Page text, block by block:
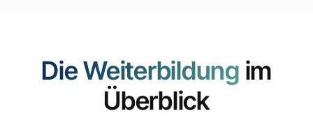
Die Weiterbildung im
Überblick